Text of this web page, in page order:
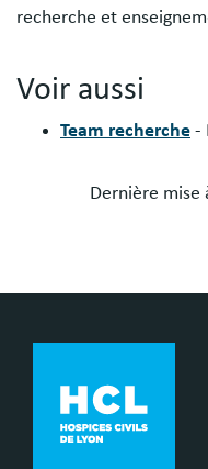
recherche et
Voir aussi
Team recherche -
Dernière mise